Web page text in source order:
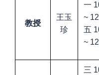
教授
王玉
珍
一
~
五
~
三